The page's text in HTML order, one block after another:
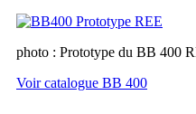
photo : Prototype du BB 400
Voir catalogue BB 400